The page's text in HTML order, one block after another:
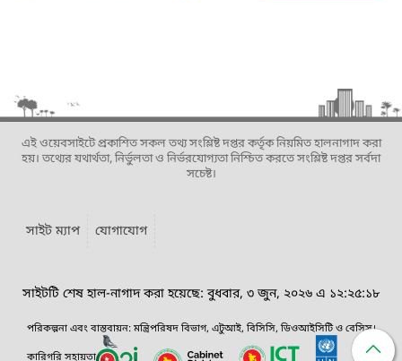
এই ওয়েবসাইটে প্রকাশিত সকল তথ্য সংশ্লিষ্ট দপ্তর কর্তৃক নিয়মিত হালনাগাদ করা
হয়। তথ্যের যথার্থতা, নির্ভুলতা ও নির্ভরযোগ্যতা নিশ্চিত করতে সংশ্লিষ্ট দপ্তর সর্বদা
সচেষ্ট।
সাইট ম্যাপ যোগাযোগ
সাইটটি শেষ হাল-নাগাদ করা হয়েছে: বুধবার, ৩ জুন, ২০২৬ এ ১২:২৫:১৮
পরিকল্পনা এবং বাস্তবায়ন: মন্ত্রিপরিষদ বিভাগ, এটুআই, বিসিসি, ডিওআইসিটি ও বেসিস।
কারিগরি সহায়তা